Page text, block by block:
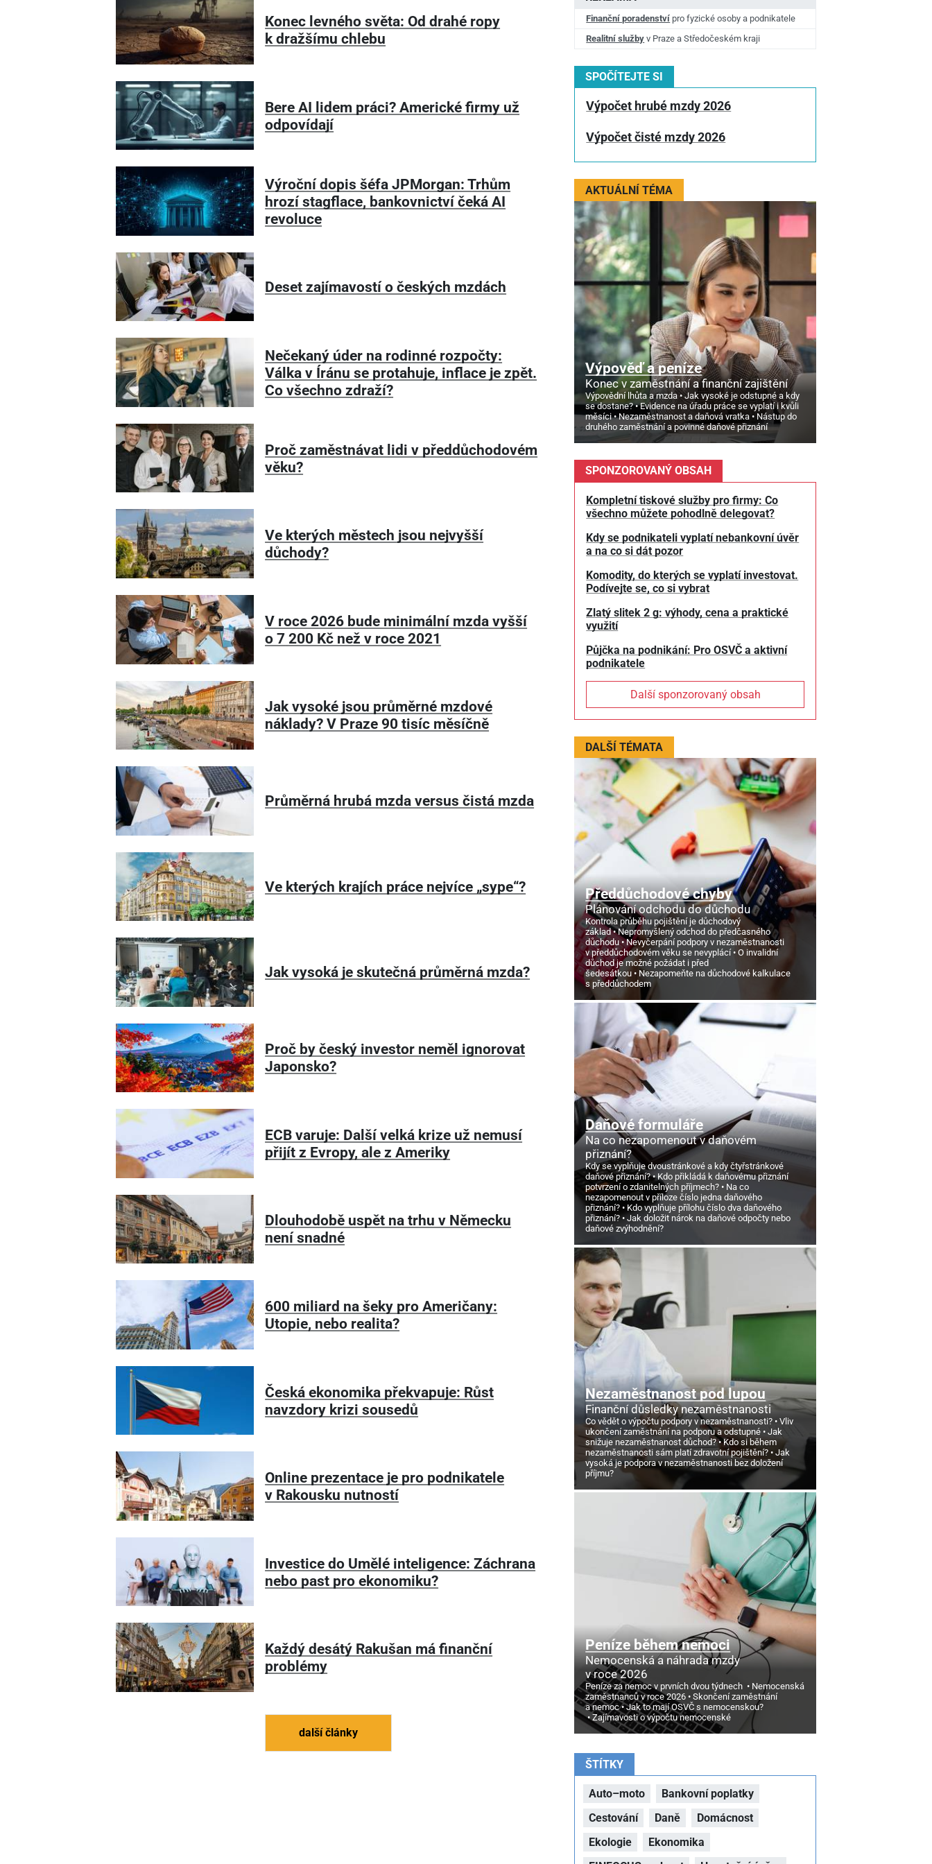
Konec levného světa: Od drahé ropy
k dražšímu chlebu
Bere AI lidem práci? Americké firmy už
odpovídají
Výroční dopis šéfa JPMorgan: Trhům
hrozí stagflace, bankovnictví čeká AI
revoluce
Deset zajímavostí o českých mzdách
Nečekaný úder na rodinné rozpočty:
Válka v Íránu se protahuje, inflace je zpět.
Co všechno zdraží?
Proč zaměstnávat lidi v předdůchodovém
věku?
Ve kterých městech jsou nejvyšší
důchody?
V roce 2026 bude minimální mzda vyšší
o 7 200 Kč než v roce 2021
Jak vysoké jsou průměrné mzdové
náklady? V Praze 90 tisíc měsíčně
Průměrná hrubá mzda versus čistá mzda
Ve kterých krajích práce nejvíce „sype“?
Jak vysoká je skutečná průměrná mzda?
Proč by český investor neměl ignorovat
Japonsko?
ECB varuje: Další velká krize už nemusí
přijít z Evropy, ale z Ameriky
Dlouhodobě uspět na trhu v Německu
není snadné
600 miliard na šeky pro Američany:
Utopie, nebo realita?
Česká ekonomika překvapuje: Růst
navzdory krizi sousedů
Online prezentace je pro podnikatele
v Rakousku nutností
Investice do Umělé inteligence: Záchrana
nebo past pro ekonomiku?
Každý desátý Rakušan má finanční
problémy
další články
Finanční poradenství pro fyzické osoby a podnikatele
Realitní služby v Praze a Středočeském kraji
SPOČÍTEJTE SI
Výpočet hrubé mzdy 2026
Výpočet čisté mzdy 2026
AKTUÁLNÍ TÉMA
Výpověď a peníze
Konec v zaměstnání a finanční zajištění
Výpovědní lhůta a mzda
Jak vysoké je odstupné a kdy
se dostane?
Evidence na úřadu práce se vyplatí i kvůli
měsíci
Nezaměstnanost a daňová vratka
Nástup do
druhého zaměstnání a povinné daňové přiznání
SPONZOROVANÝ OBSAH
Kompletní tiskové služby pro firmy: Co
všechno můžete pohodlně delegovat?
Kdy se podnikateli vyplatí nebankovní úvěr
a na co si dát pozor
Komodity, do kterých se vyplatí investovat.
Podívejte se, co si vybrat
Zlatý slitek 2 g: výhody, cena a praktické
využití
Půjčka na podnikání: Pro OSVČ a aktivní
podnikatele
Další sponzorovaný obsah
DALŠÍ TÉMATA
Předdůchodové chyby
Plánování odchodu do důchodu
Kontrola průběhu pojištění je důchodový
základ
Nepromyšlený odchod do předčasného
důchodu
Nevyčerpání podpory v nezaměstnanosti
v předdůchodovém věku se nevyplácí
O invalidní
důchod je možné požádat i před
šedesátkou
Nezapomeňte na důchodové kalkulace
s předdůchodem
Daňové formuláře
Na co nezapomenout v daňovém
přiznání?
Kdy se vyplňuje dvoustránkové a kdy čtyřstránkové
daňové přiznání?
Kdo přikládá k daňovému přiznání
potvrzení o zdanitelných příjmech?
Na co
nezapomenout v příloze číslo jedna daňového
přiznání?
Kdo vyplňuje přílohu číslo dva daňového
přiznání?
Jak doložit nárok na daňové odpočty nebo
daňové zvýhodnění?
Nezaměstnanost pod lupou
Finanční důsledky nezaměstnanosti
Co vědět o výpočtu podpory v nezaměstnanosti?
Vliv
ukončení zaměstnání na podporu a odstupné
Jak
snižuje nezaměstnanost důchod?
Kdo si během
nezaměstnanosti sám platí zdravotní pojištění?
Jak
vysoká je podpora v nezaměstnanosti bez doložení
příjmu?
Peníze během nemoci
Nemocenská a náhrada mzdy
v roce 2026
Peníze za nemoc v prvních dvou týdnech
Nemocenská
zaměstnanců v roce 2026
Skončení zaměstnání
a nemoc
Jak to mají OSVČ s nemocenskou?
Zajímavosti o výpočtu nemocenské
ŠTÍTKY
Auto–moto
Bankovní poplatky
Cestování
Daně
Domácnost
Ekologie
Ekonomika